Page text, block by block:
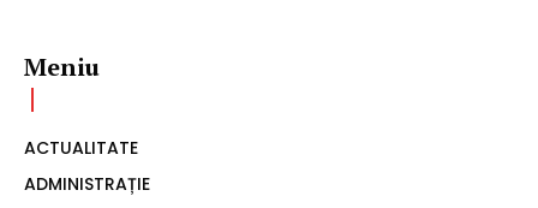
Meniu
ACTUALITATE
ADMINISTRAȚIE